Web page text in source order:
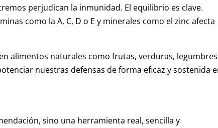
perjudican la inmunidad. El equilibrio es clave.
como la A, C, D o E y minerales como el zinc afecta
alimentos naturales como frutas, verduras,
nuestras defensas de forma eficaz y sostenida
sino una herramienta real, sencilla y